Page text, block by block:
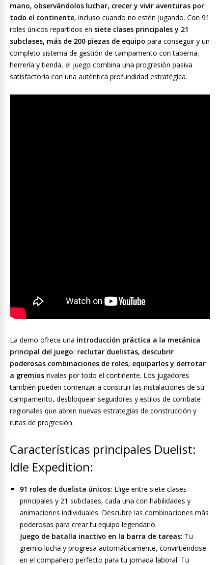
mano, observándolos luchar, crecer y vivir aventuras por
todo el continente, incluso cuando no estén jugando. Con 91
roles únicos repartidos en siete clases principales y 21
subclases, más de 200 piezas de equipo para conseguir y un
completo sistema de gestión de campamento con taberna,
herrería y tienda, el juego combina una progresión pasiva
satisfactoria con una auténtica profundidad estratégica.
La demo ofrece una introducción práctica a la mecánica
principal del juego: reclutar duelistas, descubrir
poderosas combinaciones de roles, equiparlos y derrotar
a gremios rivales por todo el continente. Los jugadores
también pueden comenzar a construir las instalaciones de su
campamento, desbloquear seguidores y estilos de combate
regionales que abren nuevas estrategias de construcción y
rutas de progresión.
Características principales Duelist:
Idle Expedition:
91 roles de duelista únicos: Elige entre siete clases
principales y 21 subclases, cada una con habilidades y
animaciones individuales. Descubre las combinaciones más
poderosas para crear tu equipo legendario.
Juego de batalla inactivo en la barra de tareas: Tu
gremio lucha y progresa automáticamente, convirtiéndose
en el compañero perfecto para tu jornada laboral. Tu